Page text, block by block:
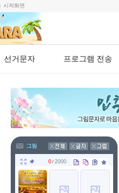
| 시작화면
선거문자 프로그램 전송
그림
/